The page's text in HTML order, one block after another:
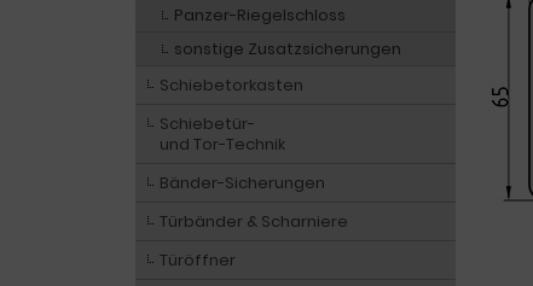
Panzer-Riegelschloss
sonstige Zusatzsicherungen
Schiebetorkasten
Schiebetür-
und Tor-Technik
Bänder-Sicherungen
Türbänder & Scharniere
Türöffner